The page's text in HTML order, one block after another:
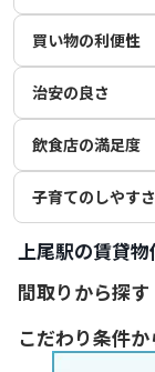
買い物の利便性
治安の良さ
飲食店の満足度
子育てのしやすさ
上尾駅の賃貸
間取りから探す
こだわり条件